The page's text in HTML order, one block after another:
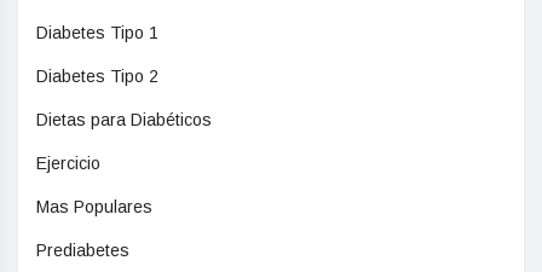
Diabetes Tipo 1
Diabetes Tipo 2
Dietas para Diabéticos
Ejercicio
Mas Populares
Prediabetes